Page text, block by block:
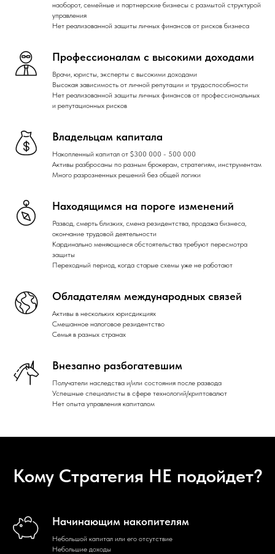
наоборот, семейные и партнерские бизнесы с размытой структурой
управления
Нет реализованной защиты личных финансов от рисков бизнеса
Профессионалам с высокими доходами
Врачи, юристы, эксперты с высокими доходами
Высокая зависимость от личной репутации и трудоспособности
Нет реализованной защиты личных финансов от профессиональных
и репутационных рисков
Владельцам капитала
Накопленный капитал от $300 000 - 500 000
Активы разбросаны по разным брокерам, стратегиям, инструментам
Много разрозненных решений без общей логики
Находящимся на пороге изменений
Развод, смерть близких, смена резидентства, продажа бизнеса,
окончание трудовой деятельности
Кардинально меняющиеся обстоятельства требуют пересмотра
защиты
Переходный период, когда старые схемы уже не работают
Обладателям международных связей
Активы в нескольких юрисдикциях
Смешанное налоговое резидентство
Семья в разных странах
Внезапно разбогатевшим
Получатели наследства и/или состояния после развода
Успешные специалисты в сфере технологий/криптовалют
Нет опыта управления капиталом
Кому Стратегия НЕ подойдет?
Начинающим накопителям
Небольшой капитал или его отсутствие
Небольшие доходы